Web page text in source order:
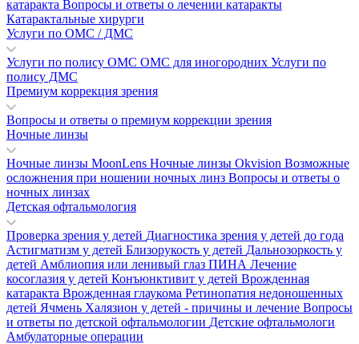
катаракта Вопросы и ответы о лечении катаракты
Катарактальные хирурги
Услуги по ОМС / ДМС
Услуги по полису ОМС ОМС для иногородних Услуги по
полису ДМС
Премиум коррекция зрения
Вопросы и ответы о премиум коррекции зрения
Ночные линзы
Ночные линзы MoonLens Ночные линзы Okvision Возможные
осложнения при ношении ночных линз Вопросы и ответы о
ночных линзах
Детская офтальмология
Проверка зрения у детей Диагностика зрения у детей до года
Астигматизм у детей Близорукость у детей Дальнозоркость у
детей Амблиопия или ленивый глаз ПИНА Лечение
косоглазия у детей Конъюнктивит у детей Врожденная
катаракта Врожденная глаукома Ретинопатия недоношенных
детей Ячмень Халязион у детей - причины и лечение Вопросы
и ответы по детской офтальмологии Детские офтальмологи
Амбулаторные операции